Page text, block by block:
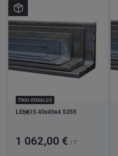
TIKAI VEIKALOS
LEŅĶIS 40x40x4 S355
Cena
1 062,00 € / T